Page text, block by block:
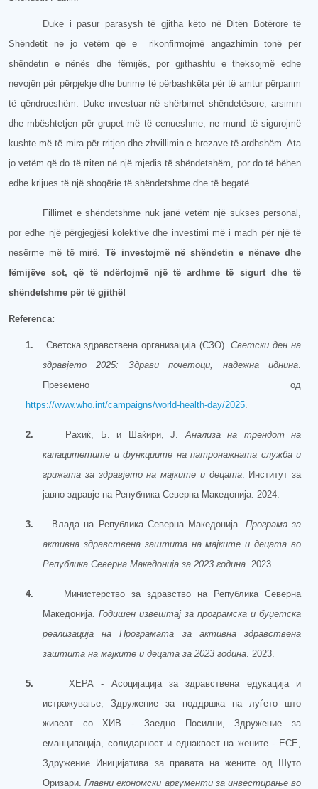
Duke i pasur parasysh të gjitha këto në Ditën Botërore të
Shëndetit ne jo vetëm që e rikonfirmojmë angazhimin tonë për
shëndetin e nënës dhe fëmijës, por gjithashtu e theksojmë edhe
nevojën për përpjekje dhe burime të përbashkëta për të arritur përparim
të qëndrueshëm. Duke investuar në shërbimet shëndetësore, arsimin
dhe mbështetjen për grupet më të cenueshme, ne mund të sigurojmë
kushte më të mira për rritjen dhe zhvillimin e brezave të ardhshëm. Ata
jo vetëm që do të rriten në një mjedis të shëndetshëm, por do të bëhen
edhe krijues të një shoqërie të shëndetshme dhe të begatë.
Fillimet e shëndetshme nuk janë vetëm një sukses personal,
por edhe një përgjegjësi kolektive dhe investimi më i madh për një të
nesërme më të mirë.Të investojmë në shëndetin e nënave dhe
fëmijëve sot, që të ndërtojmë një të ardhme të sigurt dhe të
shëndetshme për të gjithë!
Referenca:
1. Светска здравствена организација (СЗО).Светски ден на
здравјето 2025: Здрави почетоци, надежна иднина
Преземено од
https://www.who.int/campaigns/world-health-day/2025
2. Рахиќ, Б. и Шаќири, Ј. Анализа на трендот на
капацитетите и функциите на патронажната служба и
грижата за здравјето на мајките и децата. Институт за
јавно здравје на Република Северна Македонија. 2024.
3. Влада на Република Северна Македонија. Програма за
активна здравствена заштита на мајките и децата во
Република Северна Македонија за 2023 година . 2023.
4.
Министерство за здравство на Република Северна
Македонија. Годишен извештај за програмска и буџетска
реализација на Програмата за активна здравствена
заштита на мајките и децата за 2023 година . 2023.
5.
ХЕРА - Асоцијација за здравствена едукација и
истражување, Здружение за поддршка на луѓето што
живеат со ХИВ - Заедно Посилни, Здружение за
еманципација, солидарност и еднаквост на жените - ЕСЕ,
Здружение Иницијатива за правата на жените од Шуто
Оризари.Главни економски аргументи за инвестирање во